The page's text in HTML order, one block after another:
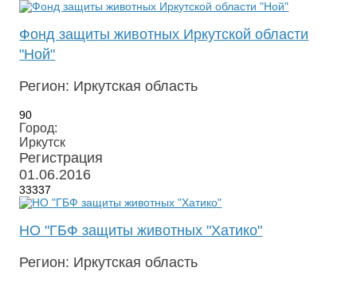
Фонд защиты животных Иркутской области
"Ной"
Регион: Иркутская область
90
Город:
Иркутск
Регистрация
01.06.2016
33337
НО "ГБФ защиты животных "Хатико"
Регион: Иркутская область